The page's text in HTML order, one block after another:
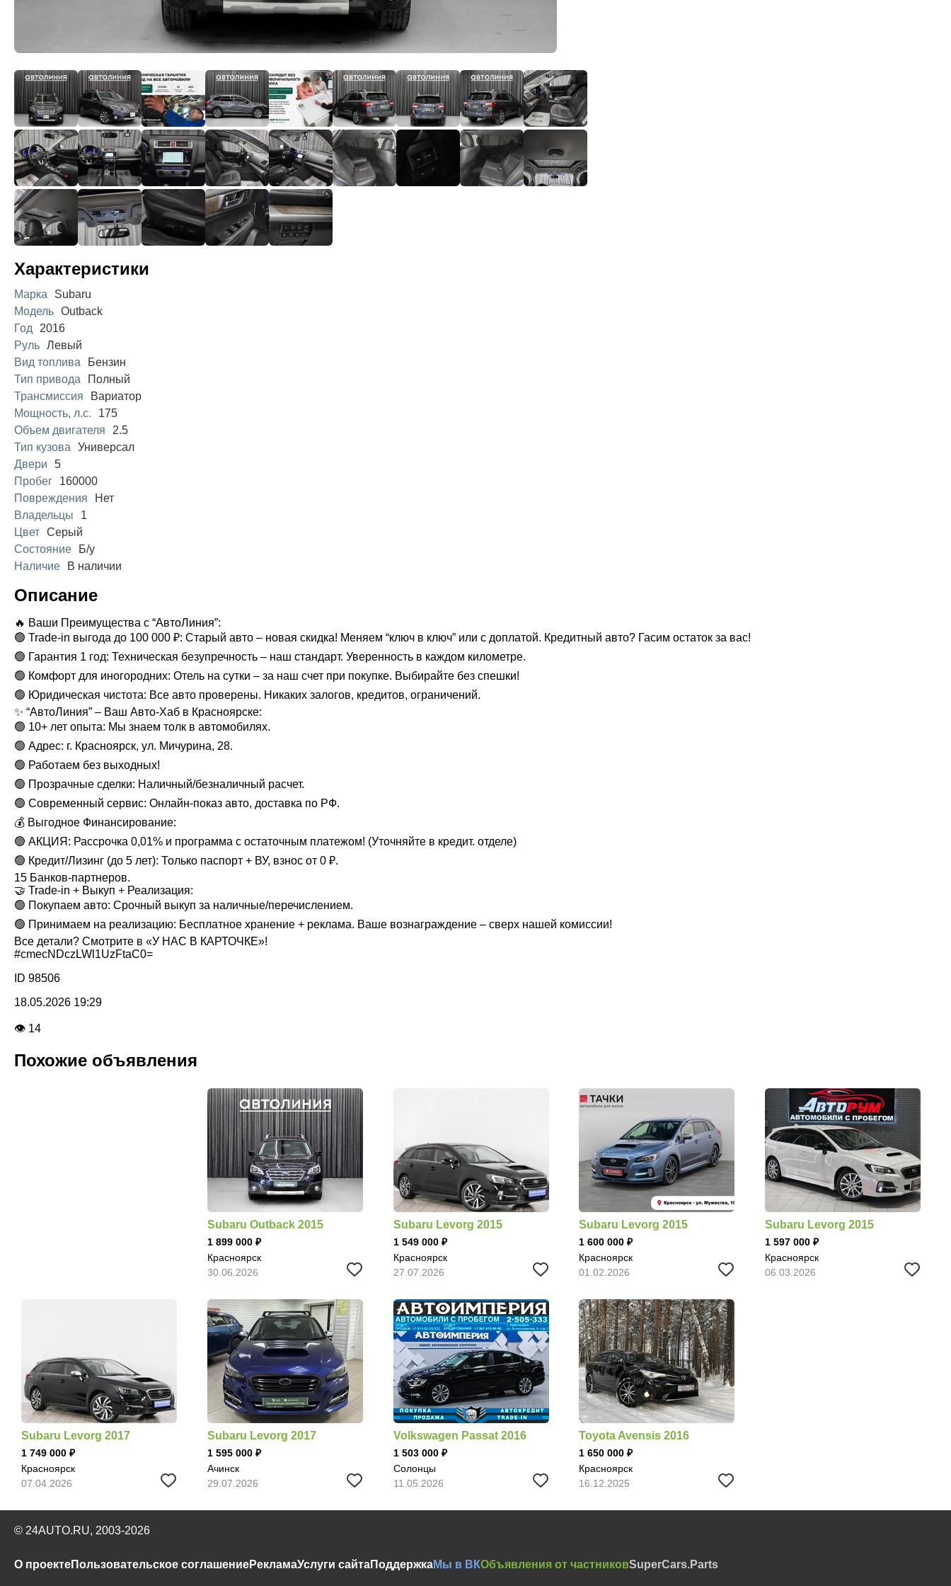
Характеристики
Марка
Subaru
Модель Outback
Год
2016
Руль Левый
Вид топлива
Бензин
Тип привода
Полный
Трансмиссия
Вариатор
Мощность, л.с.
175
Объем двигателя
2.5
Тип кузова
Универсал
Двери
5
Пробег
160000
Повреждения
Нет
Владельцы
1
Цвет Серый
Состояние
Б/у
Наличие
В наличии
Описание
🔥 Ваши Преимущества с “АвтоЛиния”:
🟢 Trade-in выгода до 100 000 ₽: Старый авто – новая скидка! Меняем “ключ в ключ” или с доплатой. Кредитный авто? Гасим остаток за вас!
🟢 Гарантия 1 год: Техническая безупречность – наш стандарт. Уверенность в каждом километре.
🟢 Комфорт для иногородних: Отель на сутки – за наш счет при покупке. Выбирайте без спешки!
🟢 Юридическая чистота: Все авто проверены. Никаких залогов, кредитов, ограничений.
✨ “АвтоЛиния” – Ваш Авто-Хаб в Красноярске:
🟢 10+ лет опыта: Мы знаем толк в автомобилях.
🟢 Адрес: г. Красноярск, ул. Мичурина, 28.
🟢 Работаем без выходных!
🟢 Прозрачные сделки: Наличный/безналичный расчет.
🟢 Современный сервис: Онлайн-показ авто, доставка по РФ.
💰 Выгодное Финансирование:
🟢 АКЦИЯ: Рассрочка 0,01% и программа с остаточным платежом! (Уточняйте в кредит. отделе)
🟢 Кредит/Лизинг (до 5 лет): Только паспорт + ВУ, взнос от 0 ₽.
15 Банков-партнеров.
🤝 Trade-in + Выкуп + Реализация:
🟢 Покупаем авто: Срочный выкуп за наличные/перечислением.
🟢 Принимаем на реализацию: Бесплатное хранение + реклама. Ваше вознаграждение – сверх нашей комиссии!
Все детали? Смотрите в «У НАС В КАРТОЧКЕ»!
#cmecNDczLWl1UzFtaC0=
ID 98506
18.05.2026 19:29
👁 14
Похожие объявления
Subaru Outback 2015
1 899 000
Красноярск
30.06.2026
Subaru Levorg 2015
1 549 000
Красноярск
27.07.2026
Subaru Levorg 2015
1 600 000
Красноярск
01.02.2026
Subaru Levorg 2015
1 597 000
Красноярск
06.03.2026
Subaru Levorg 2017
1 749 000
Красноярск
07.04.2026
Subaru Levorg 2017
1 595 000
Ачинск
29.07.2026
Volkswagen Passat 2016
1 503 000
Солонцы
11.05.2026
Toyota Avensis 2016
1 650 000
Красноярск
16.12.2025
© 24AUTO.RU, 2003-2026
О проектеПользовательское соглашениеРекламаУслуги сайтаПоддержкаМы в ВКОбъявления от частниковSuperCars.Parts